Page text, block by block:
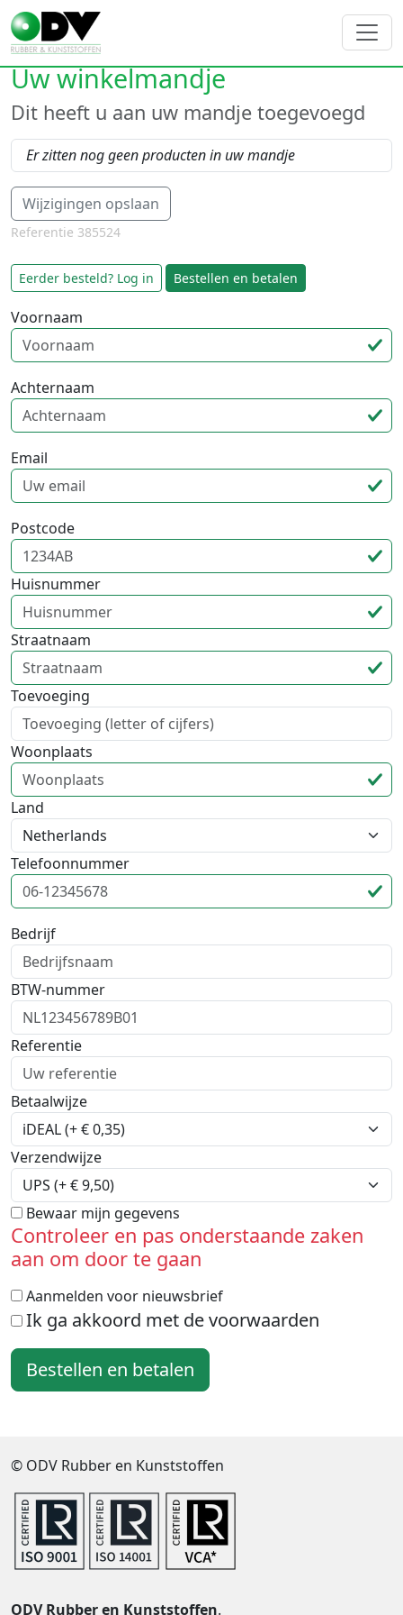
Uw winkelmandje
Dit heeft u aan uw mandje toegevoegd
Er zitten nog geen producten in uw mandje
Referentie 385524
Eerder besteld? Log in
Voornaam
Achternaam
Email
Postcode
Huisnummer
Straatnaam
Toevoeging
Woonplaats
Land
Telefoonnummer
Bedrijf
BTW-nummer
Referentie
Betaalwijze
Verzendwijze
Bewaar mijn gegevens
Controleer en pas onderstaande zaken
aan om door te gaan
Aanmelden voor nieuwsbrief
Ik ga akkoord met de voorwaarden
© ODV Rubber en Kunststoffen
ODV Rubber en Kunststoffen.